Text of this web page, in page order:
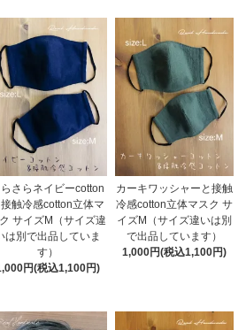
さらネイビーcotton
接触冷感cotton立体マ
サイズM（サイズ違
は別で出品していま
す）
円(税込1,100円)
カーキワッシャーと接触
冷感cotton立体マスク サ
イズM（サイズ違いは別
で出品しています）
1,000円(税込1,100円)